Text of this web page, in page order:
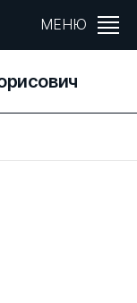
МЕНЮ